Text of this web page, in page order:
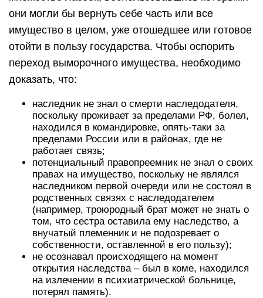
они могли бы вернуть себе часть или все
имущество в целом, уже отошедшее или готовое
отойти в пользу государства. Чтобы оспорить
переход выморочного имущества, необходимо
доказать, что:
наследник не знал о смерти наследодателя,
поскольку проживает за пределами РФ, болел,
находился в командировке, опять-таки за
пределами России или в районах, где не
работает связь;
потенциальный правопреемник не знал о своих
правах на имущество, поскольку не являлся
наследником первой очереди или не состоял в
родственных связях с наследодателем
(например, троюродный брат может не знать о
том, что сестра оставила ему наследство, а
внучатый племенник и не подозревает о
собственности, оставленной в его пользу);
не осознавал происходящего на момент
открытия наследства – был в коме, находился
на излечении в психиатрической больнице,
потерял память).